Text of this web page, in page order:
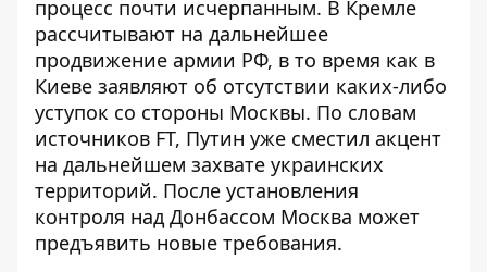
процесс почти исчерпанным. В Кремле
рассчитывают на дальнейшее
продвижение армии РФ, в то время как в
Киеве заявляют об отсутствии каких-либо
уступок со стороны Москвы. По словам
источников FT, Путин уже сместил акцент
на дальнейшем захвате украинских
территорий. После установления
контроля над Донбассом Москва может
предъявить новые требования.